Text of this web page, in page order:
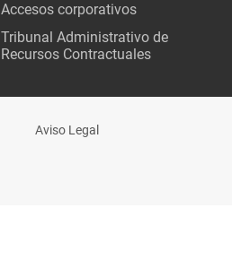
Accesos corporativos
Tribunal Administrativo de
Recursos Contractuales
Aviso Legal